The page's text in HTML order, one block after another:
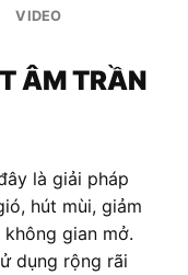
VIDEO
ÂM TRẦN
là giải pháp
hút mùi, giảm
gian mở.
dụng rộng rãi